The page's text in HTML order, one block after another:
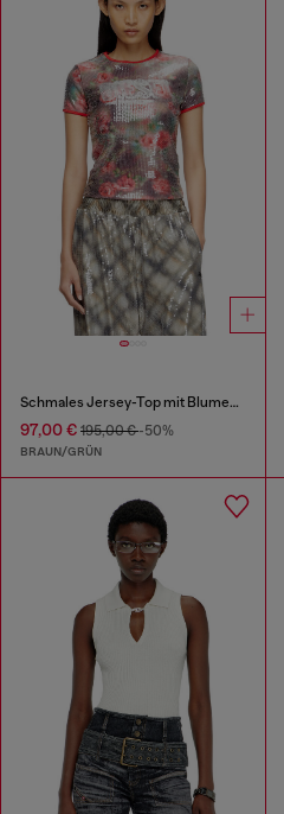
Schmales Jersey-Top mit Blumenmuster und Pailletten.
97,00 € 195,00 €-50%
BRAUN/GRÜN